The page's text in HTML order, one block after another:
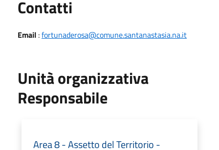
Contatti
Email :fortunaderosa@comune.santanastasia.na.it
Unità organizzativa
Responsabile
Area 8 - Assetto del Territorio -